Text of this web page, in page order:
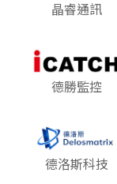
晶睿通訊
德勝監控
德洛斯科技